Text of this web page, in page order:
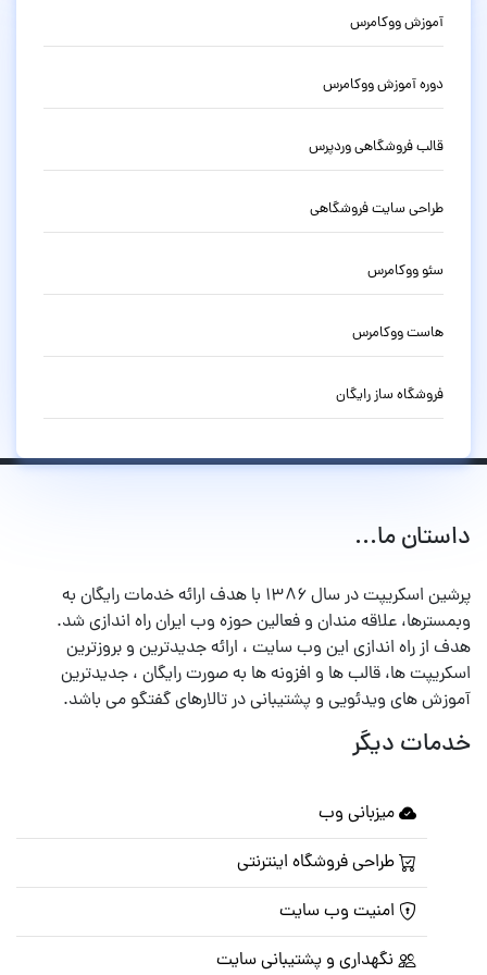
آموزش ووکامرس
دوره آموزش ووکامرس
قالب فروشگاهی وردپرس
طراحی سایت فروشگاهی
سئو ووکامرس
هاست ووکامرس
فروشگاه ساز رایگان
داستان ما...
پرشین اسکریپت در سال ۱۳۸۶ با هدف ارائه خدمات رایگان به
وبمسترها، علاقه مندان و فعالین حوزه وب ایران راه اندازی شد.
هدف از راه اندازی این وب سایت ، ارائه جدیدترین و بروزترین
اسکریپت ها، قالب ها و افزونه ها به صورت رایگان ، جدیدترین
آموزش های ویدئویی و پشتیبانی در تالارهای گفتگو می باشد.
خدمات دیگر
میزبانی وب
طراحی فروشگاه اینترنتی
امنیت وب سایت
نگهداری و پشتیبانی سایت